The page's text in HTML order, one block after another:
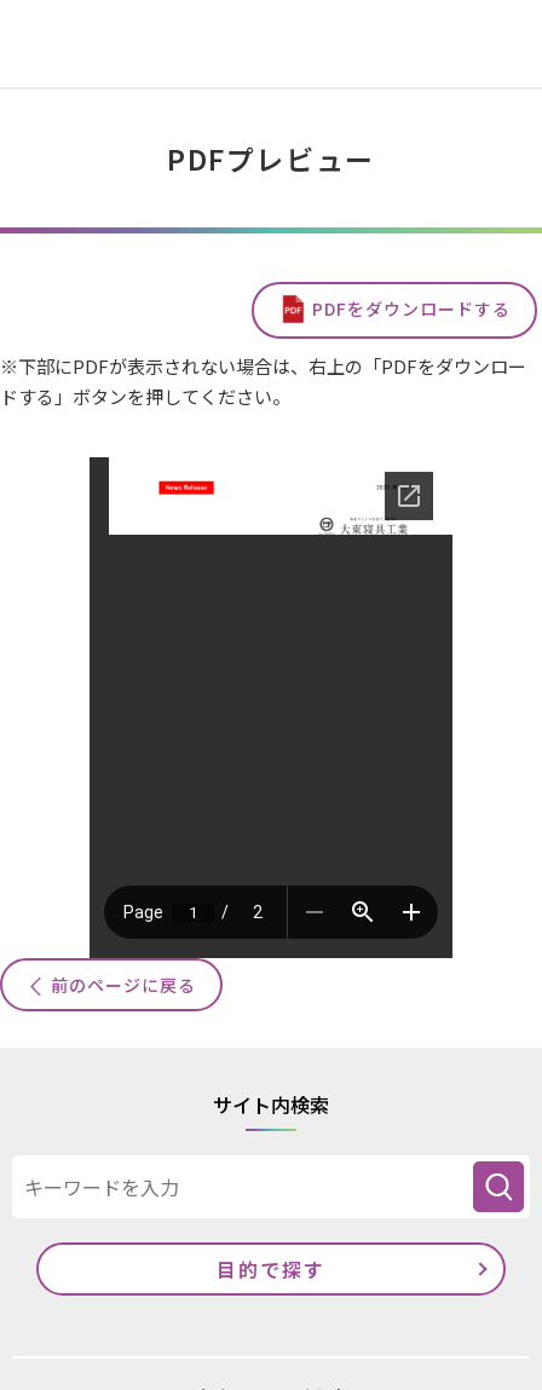
PDFプレビュー
PDFをダウンロードする
※下部にPDFが表示されない場合は、右上の「PDFをダウンロー
ドする」ボタンを押してください。
前のページに戻る
サイト内検索
目的で探す